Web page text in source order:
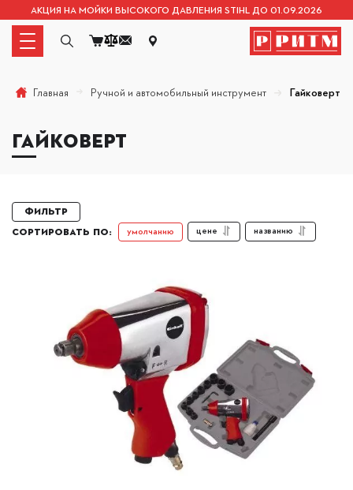
АКЦИЯ НА МОЙКИ ВЫСОКОГО ДАВЛЕНИЯ STIHL ДО 01.09.2026
Главная Ручной и автомобильный инструмент Гайковерт
ГАЙКОВЕРТ
Фильтр
СОРТИРОВАТЬ ПО:
умолчанию цене названию